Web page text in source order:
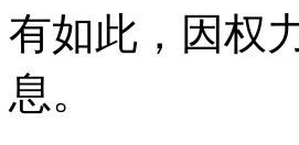
有如此，因权
息。